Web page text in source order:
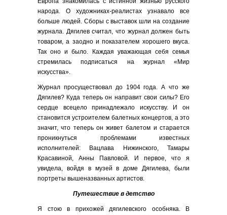
народа. О художниках-реалистах узнавало все
больше людей. Сборы с выставок шли на создание
журнала. Дягилев считал, что журнал должен быть
товаром, а заодно и показателем хорошего вкуса.
Так оно и было. Каждая уважающая себя семья
стремилась подписаться на журнал «Мир
искусства».
Журнал просуществовал до 1904 года. А что же
Дягилев? Куда теперь он направит свои силы? Его
сердце всецело принадлежало искусству. И он
становится устроителем балетных концертов, а это
значит, что теперь он живет балетом и старается
проникнуться проблемами известных
исполнителей: Вацлава Нижинского, Тамары
Красавиной, Анны Павловой. И первое, что я
увидела, войдя в музей в доме Дягилева, были
портреты вышеназванных артистов.
Путешествие в детство
Я стою в прихожей дягилевского особняка. В